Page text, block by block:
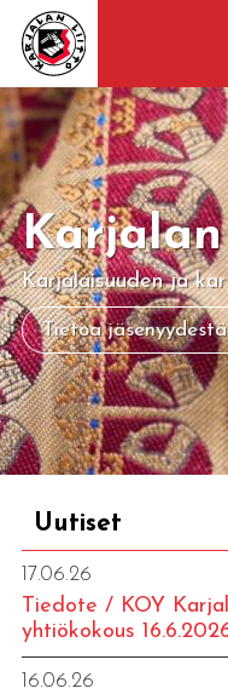
Karjalaisuuden ja
Tietoa jäsenyydestä
Uutiset
17.06.26
Tiedote / KOY
yhtiökokous
16.06.26